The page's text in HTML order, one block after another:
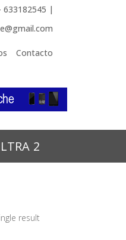
633182545 |
Contacto
2
result